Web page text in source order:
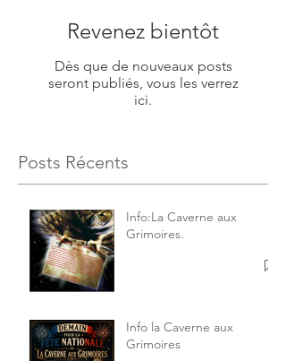
Revenez bientôt
Dès que de nouveaux posts
seront publiés, vous les verrez
ici.
Posts Récents
Info:La Caverne aux
Grimoires.
Info la Caverne aux
Grimoires